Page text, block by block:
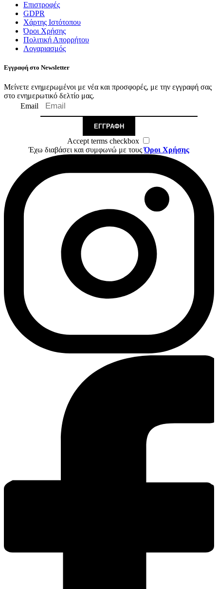
Επιστροφές
GDPR
Χάρτης Ιστότοπου
Όροι Χρήσης
Πολιτική Απορρήτου
Λογαριασμός
Εγγραφή στο Newsletter
Μείνετε ενημερωμένοι με νέα και προσφορές, με την εγγραφή σας
στο ενημερωτικό δελτίο μας.
Email
ΕΓΓΡΑΦΉ
Accept terms checkbox
Έχω διαβάσει και συμφωνώ με τουςΌροι Χρήσης